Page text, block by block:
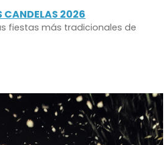
CANDELAS 2026
fiestas más tradicionales de